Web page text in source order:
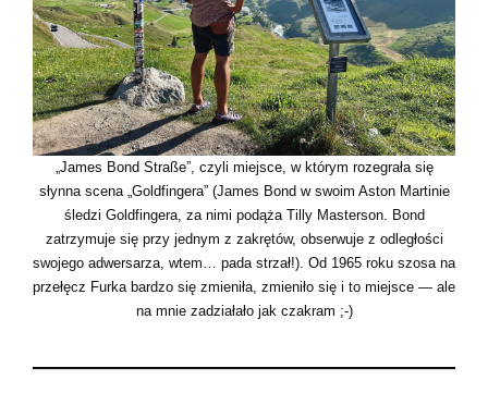
„James Bond Straße”, czyli miejsce, w którym rozegrała się
słynna scena „Goldfingera” (James Bond w swoim Aston Martinie
śledzi Goldfingera, za nimi podąża Tilly Masterson. Bond
zatrzymuje się przy jednym z zakrętów, obserwuje z odległości
swojego adwersarza, wtem… pada strzał!). Od 1965 roku szosa na
przełęcz Furka bardzo się zmieniła, zmieniło się i to miejsce — ale
na mnie zadziałało jak czakram ;-)